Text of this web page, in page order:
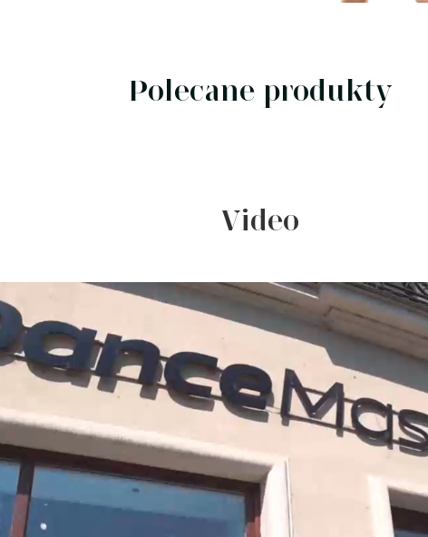
Polecane produkty
Video